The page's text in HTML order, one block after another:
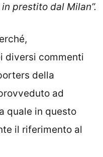
prestito dal Milan”.
diversi commenti
della
ad
quale in questo
il riferimento al